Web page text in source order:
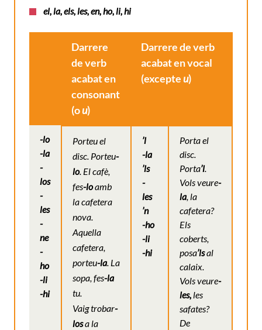
el, la, els, les, en, ho, li, hi
Darrere
de verb
acabat en
consonant
(ou)
Darrere de verb
acabat en vocal
(excepteu)
-lo
-la
-
los
-
les
-
ne
-
ho
-li
-hi
Porteu el
disc. Porteu-
lo. El cafè,
fes-loamb
la cafetera
nova.
Aquella
cafetera,
porteu-la. La
sopa, fes-la
tu.
Vaig trobar-
losa la
’l
-la
’ls
-
les
’n
-ho
-li
-hi
Porta el
disc.
Porta’l.
Vols veure-
la, la
cafetera?
Els
coberts,
posa’lsal
calaix.
Vols veure-
les,les
safates?
De